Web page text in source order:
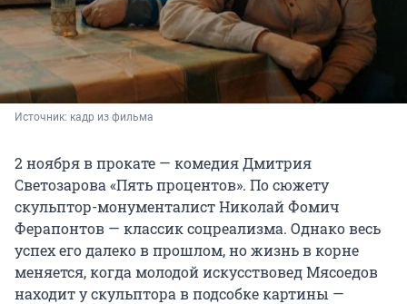
Источник: кадр из фильма
2 ноября в прокате — комедия Дмитрия
Светозарова «Пять процентов». По сюжету
скульптор-монументалист Николай Фомич
Ферапонтов — классик соцреализма. Однако весь
успех его далеко в прошлом, но жизнь в корне
меняется, когда молодой искусствовед Мясоедов
находит у скульптора в подсобке картины —